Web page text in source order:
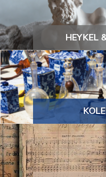
HEYKEL